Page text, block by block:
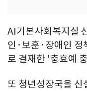
AI기본사회복지실
인·보훈·장애인 정
로 결재한 '충효예
또 청년성장국을